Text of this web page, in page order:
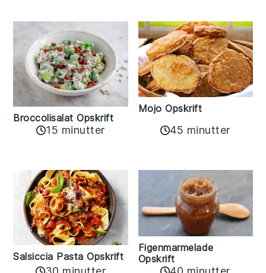
Broccolisalat Opskrift
15 minutter
Mojo Opskrift
45 minutter
Salsiccia Pasta Opskrift
Figenmarmelade
Opskrift